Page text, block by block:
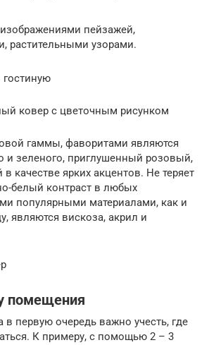
пейзажей,
растительными узорами.
ковер с цветочным рисунком
гаммы, фаворитами являются
и зеленого, приглушенный розовый,
качестве ярких акцентов. Не теряет
белый контраст в любых
популярными материалами, как и
являются вискоза, акрил и
помещения
в первую очередь важно учесть, где
К примеру, с помощью 2 – 3